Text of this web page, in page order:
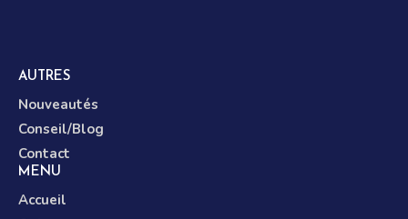
MENU
Accueil
AUTRES
Nouveautés
Conseil/Blog
Contact